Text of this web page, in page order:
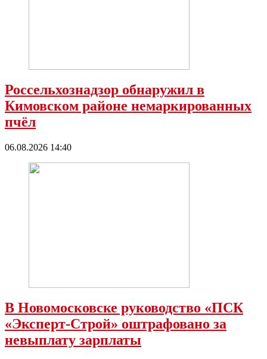
Россельхознадзор обнаружил в
Кимовском районе немаркированных
пчёл
06.08.2026 14:40
В Новомосковске руководство «ПСК
«Эксперт-Строй» оштрафовано за
невыплату зарплаты